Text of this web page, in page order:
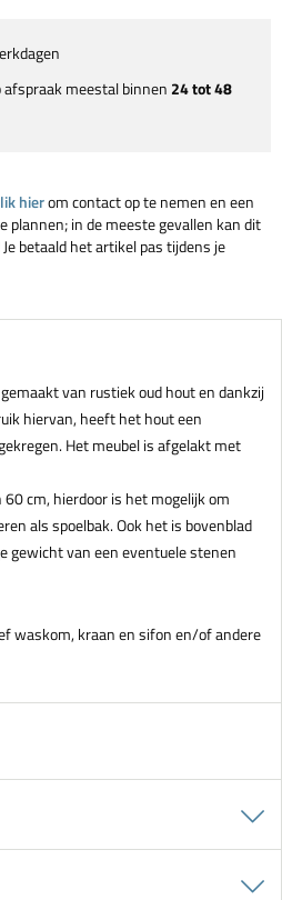
afspraak meestal binnen 24 tot 48
hierom contact op te nemen en een
plannen; in de meeste gevallen kan dit
betaald het artikel pas tijdens je
van rustiek oud hout en dankzij
hiervan, heeft het hout een
Het meubel is afgelakt met
cm, hierdoor is het mogelijk om
als spoelbak. Ook het is bovenblad
gewicht van een eventuele stenen
waskom, kraan en sifon en/of andere